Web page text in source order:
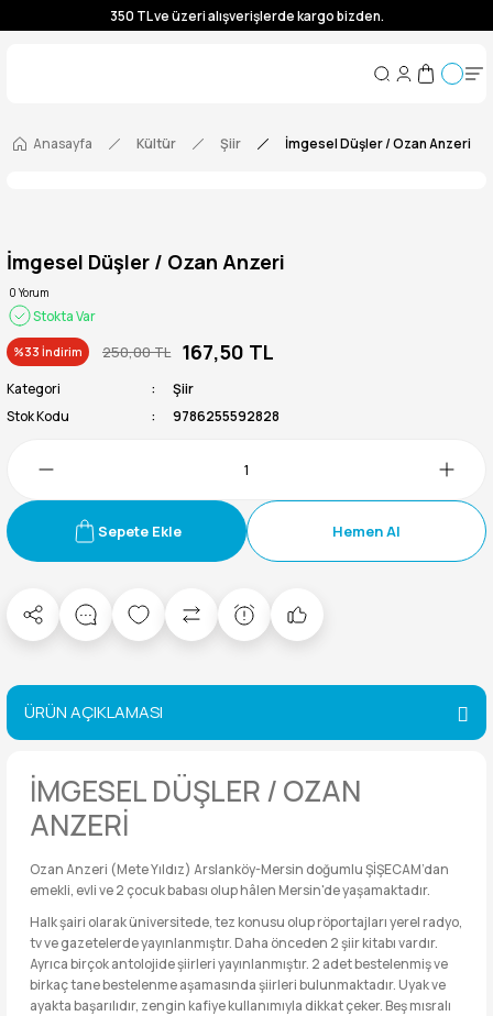
350 TL ve üzeri alışverişlerde kargo bizden.
350 TL ve üzeri alışverişlerde kargo bizden.
Anasayfa
Kültür Şiir İmgesel Düşler / Ozan Anzeri
İmgesel Düşler / Ozan Anzeri
0 Yorum
Stokta Var
%33 İndirim 250,00 TL 167,50 TL
Kategori
Şiir
Stok Kodu
9786255592828
Sepete Ekle Hemen Al
ÜRÜN AÇIKLAMASI
İMGESEL DÜŞLER / OZAN
ANZERİ
Ozan Anzeri (Mete Yıldız) Arslanköy-Mersin doğumlu ŞİŞECAM’dan
emekli, evli ve 2 çocuk babası olup hâlen Mersin'de yaşamaktadır.
Halk şairi olarak üniversitede, tez konusu olup röportajları yerel radyo,
tv ve gazetelerde yayınlanmıştır. Daha önceden 2 şiir kitabı vardır.
Ayrıca birçok antolojide şiirleri yayınlanmıştır. 2 adet bestelenmiş ve
birkaç tane bestelenme aşamasında şiirleri bulunmaktadır. Uyak ve
ayakta başarılıdır, zengin kafiye kullanımıyla dikkat çeker. Beş mısralı